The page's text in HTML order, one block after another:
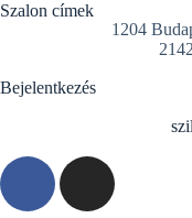
Szalon címek
1204
Bejelentkezés